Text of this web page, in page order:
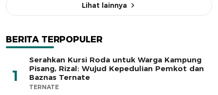
Lihat lainnya
BERITA TERPOPULER
1
Serahkan Kursi Roda untuk Warga Kampung
Pisang, Rizal: Wujud Kepedulian Pemkot dan
Baznas Ternate
TERNATE